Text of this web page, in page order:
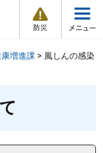
情
報
メ
ュ
探す
増進課 > 風しんの感染